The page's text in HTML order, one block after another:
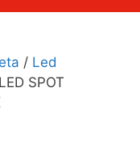
/ Led
SPOT